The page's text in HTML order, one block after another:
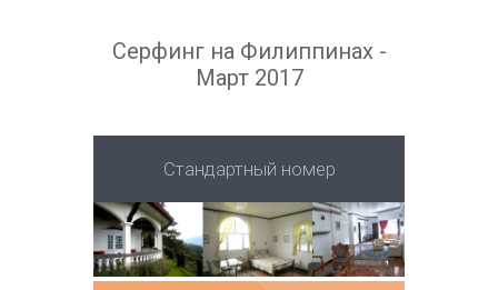
Серфинг на Филиппинах -
Март 2017
Стандартный номер